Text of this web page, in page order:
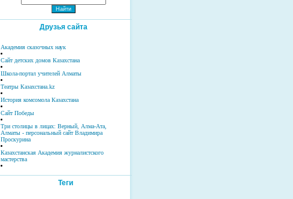
Друзья сайта
Академия сказочных наук
Сайт детских домов Казахстана
Школа-портал учителей Алматы
Театры Казахстана.kz
История комсомола Казахстана
Сайт Победы
Три столицы в лицах: Верный, Алма-Ата,
Алматы - персональный сайт Владимира
Проскурина
Казахстанская Академия журналистского
мастерства
Теги